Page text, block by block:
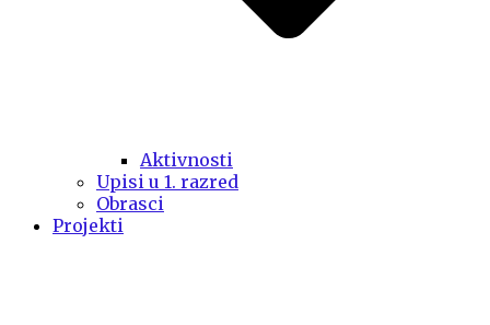
Aktivnosti
Upisi u 1. razred
Obrasci
Projekti